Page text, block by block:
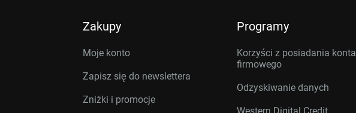
Zakupy
Moje konto
Zapisz się do newslettera
Zniżki i promocje
Programy
Korzyści z posiadania konta
firmowego
Odzyskiwanie danych